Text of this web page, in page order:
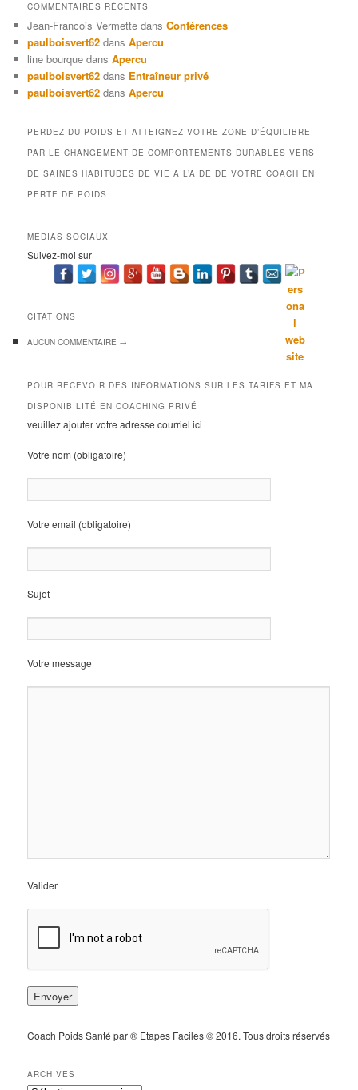
COMMENTAIRES RÉCENTS
Jean-Francois Vermette dansConférences
paulboisvert62 dansApercu
line bourque dansApercu
paulboisvert62 dans Entraîneur privé
paulboisvert62 dansApercu
PERDEZ DU POIDS ET ATTEIGNEZ VOTRE ZONE D’ÉQUILIBRE
PAR LE CHANGEMENT DE COMPORTEMENTS DURABLES VERS
DE SAINES HABITUDES DE VIE À L’AIDE DE VOTRE COACH EN
PERTE DE POIDS
MEDIAS SOCIAUX
Suivez-moi sur
CITATIONS
AUCUNCOMMENTAIRE →
POUR RECEVOIR DES INFORMATIONS SUR LES TARIFS ET MA
DISPONIBILITÉ EN COACHING PRIVÉ
veuillez ajouter votre adresse courriel ici
Votre nom (obligatoire)
Votre email (obligatoire)
Sujet
Votre message
Valider
Coach Poids Santé par ® Etapes Faciles © 2016. Tous droits réservés
ARCHIVES